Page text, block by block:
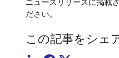
ニュースリリースに掲載
ださい。
この記事をシェ